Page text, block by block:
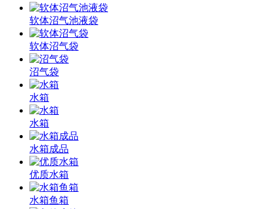
软体沼气池液袋
软体沼气袋
沼气袋
水箱
水箱
水箱成品
优质水箱
水箱鱼箱